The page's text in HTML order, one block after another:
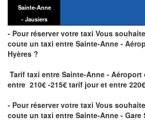
Sainte-Anne
- Jausiers
- Pour réserver votre taxi Vous
coute un taxi entre Sainte-Anne -
Hyères ?
Tarif taxi entre Sainte-Anne - Aéroport
entre 210€ -215€ tarif jour et entre
- Pour réserver votre taxi Vous
coute un taxi entre Sainte-Anne - Gare